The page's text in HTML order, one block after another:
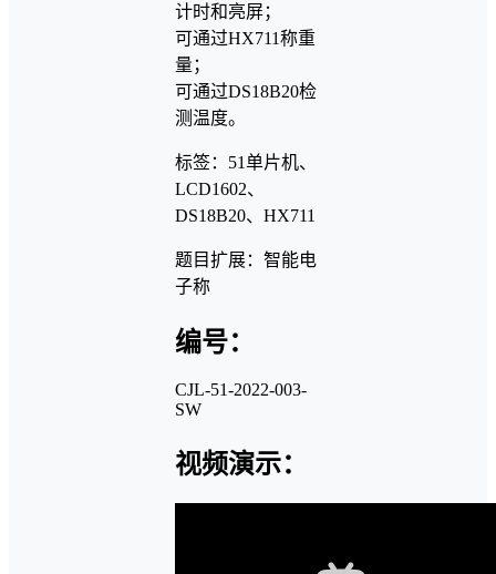
计时和亮屏；
可通过HX711称重
量；
可通过DS18B20检
测温度。
标签：51单片机、
LCD1602、
DS18B20、HX711
题目扩展：智能电
子称
编号：
CJL-51-2022-003-
SW
视频演示：